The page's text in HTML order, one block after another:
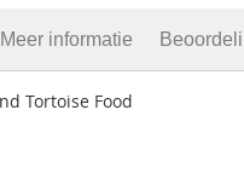
Tortoise Food
Meer informatie